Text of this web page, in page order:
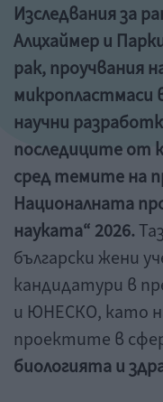
Изследвания за
Алцхаймер и
рак, проучвания
микропластмаси
научни
последиците от
сред темите на
Националната
науката“ 2026.
български жени
кандидатури в
и ЮНЕСКО, като
проектите в
биологията и